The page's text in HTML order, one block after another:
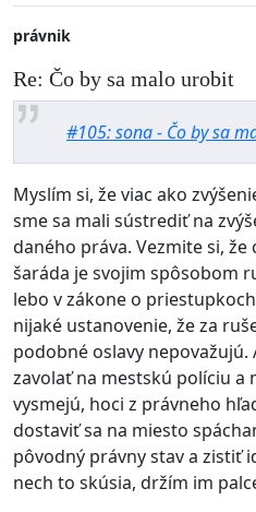
právnik
Re: Čo by sa malo urobit
#105: sona - Čo by sa
Myslím si, že viac ako
sme sa mali sústrediť na
daného práva. Vezmite si, že
šaráda je svojim spôsobom
lebo v zákone o
nijaké ustanovenie, že za
podobné oslavy nepovažujú.
zavolať na mestskú políciu a
vysmejú, hoci z právneho
dostaviť sa na miesto
pôvodný právny stav a zistiť
nech to skúsia, držím im